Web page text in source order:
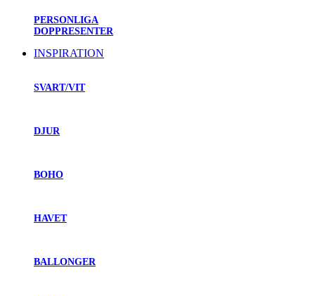
PERSONLIGA
DOPPRESENTER
INSPIRATION
SVART/VIT
DJUR
BOHO
HAVET
BALLONGER